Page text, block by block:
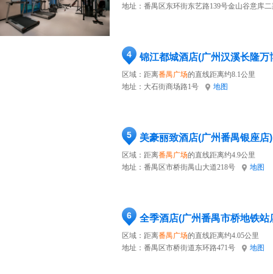
地址： 番禺区东环街东艺路139号金山谷意库二
4 锦江都城酒店(广州汉溪长隆万
区域：距离番禺广场的直线距离约8.1公里
地址： 大石街商场路1号 地图
5 美豪丽致酒店(广州番禺银座店)
区域：距离番禺广场的直线距离约4.9公里
地址： 番禺区市桥街禺山大道218号 地图
6 全季酒店(广州番禺市桥地铁站
区域：距离番禺广场的直线距离约4.05公里
地址： 番禺区市桥街道东环路471号 地图